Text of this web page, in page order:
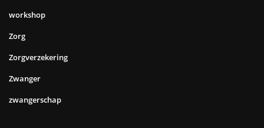
workshop
Zorg
Zorgverzekering
Zwanger
zwangerschap